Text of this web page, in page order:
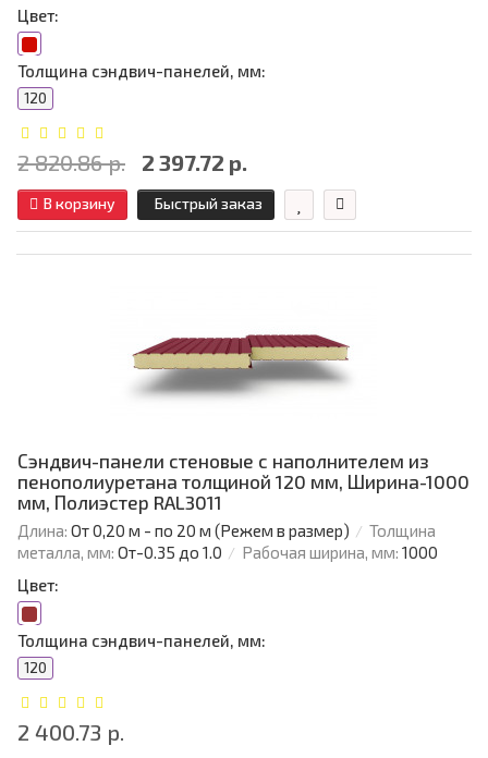
Цвет:
Толщина сэндвич-панелей, мм:
120
2 820.86 р. 2 397.72 р.
В корзину Быстрый заказ
Сэндвич-панели стеновые с наполнителем из
пенополиуретана толщиной 120 мм, Ширина-1000
мм, Полиэстер RAL3011
Длина: От 0,20 м - по 20 м (Режем в размер)
Толщина
металла, мм: От-0.35 до 1.0 Рабочая ширина, мм: 1000
Цвет:
Толщина сэндвич-панелей, мм:
120
2 400.73 р.